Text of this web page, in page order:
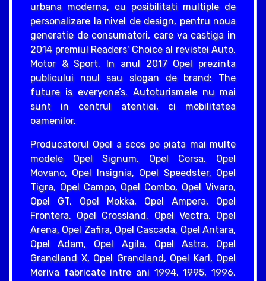
urbana moderna, cu posibilitati multiple de
personalizare la nivel de design, pentru noua
generatie de consumatori, care va castiga in
2014 premiul Readers' Choice al revistei Auto,
Motor & Sport. In anul 2017 Opel prezinta
publicului noul sau slogan de brand: The
future is everyone’s. Autoturismele nu mai
sunt in centrul atentiei, ci mobilitatea
oamenilor.
Producatorul Opel a scos pe piata mai multe
modele Opel Signum, Opel Corsa, Opel
Movano, Opel Insignia, Opel Speedster, Opel
Tigra, Opel Campo, Opel Combo, Opel Vivaro,
Opel GT, Opel Mokka, Opel Ampera, Opel
Frontera, Opel Crossland, Opel Vectra, Opel
Arena, Opel Zafira, Opel Cascada, Opel Antara,
Opel Adam, Opel Agila, Opel Astra, Opel
Grandland X, Opel Grandland, Opel Karl, Opel
Meriva fabricate intre ani 1994, 1995, 1996,